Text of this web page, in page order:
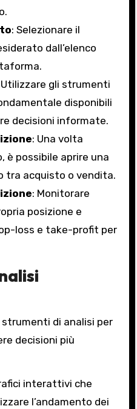
: Selezionare il
dall’elenco
Utilizzare gli strumenti
disponibili
decisioni informate.
: Una volta
è possibile aprire una
tra acquisto o vendita.
: Monitorare
posizione e
loss e take-profit per
di analisi per
decisioni più
interattivi che
l’andamento dei